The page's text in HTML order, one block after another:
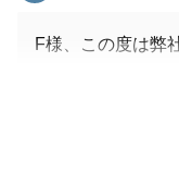
F様、この度は弊
F様のご協力があ
今後もご質問や